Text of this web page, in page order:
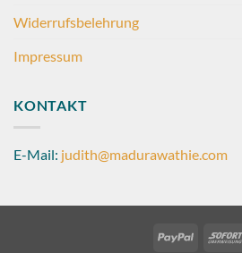
Widerrufsbelehrung
Impressum
KONTAKT
E-Mail: judith@madurawathie.com
PayPal